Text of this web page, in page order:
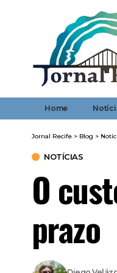
Home
Jornal Recife > Blog >
NOTÍCIAS
O
prazo